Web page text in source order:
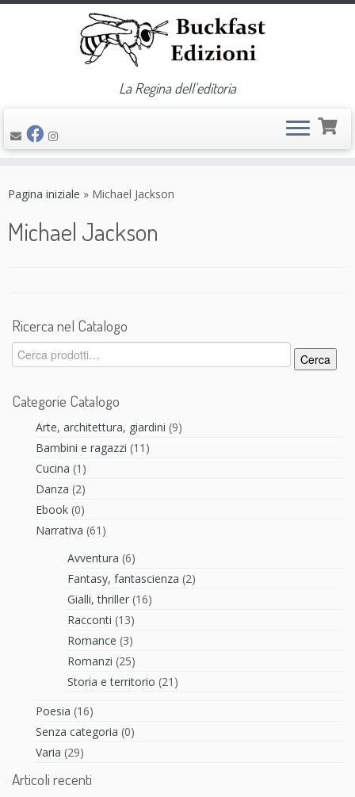
La Regina dell'editoria
Pagina iniziale » Michael Jackson
Michael Jackson
Ricerca nel Catalogo
Cerca:
Cerca
Categorie Catalogo
Arte, architettura, giardini (9)
Bambini e ragazzi (11)
Cucina (1)
Danza (2)
Ebook (0)
Narrativa (61)
Avventura (6)
Fantasy, fantascienza (2)
Gialli, thriller (16)
Racconti (13)
Romance (3)
Romanzi (25)
Storia e territorio (21)
Poesia (16)
Senza categoria (0)
Varia (29)
Articoli recenti